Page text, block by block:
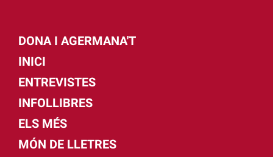
DONA I AGERMANA'T
INICI
ENTREVISTES
INFOLLIBRES
ELS MÉS
MÓN DE LLETRES